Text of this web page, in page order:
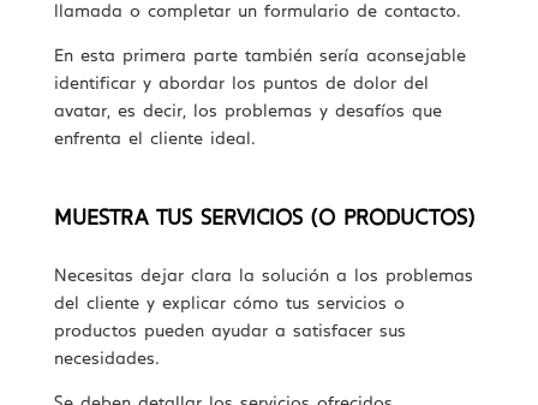
llamada o completar un formulario de contacto.
En esta primera parte también sería aconsejable
identificar y abordar los puntos de dolor del
avatar, es decir, los problemas y desafíos que
enfrenta el cliente ideal.
MUESTRA TUS SERVICIOS (O PRODUCTOS)
Necesitas dejar clara la solución a los problemas
del cliente y explicar cómo tus servicios o
productos pueden ayudar a satisfacer sus
necesidades.